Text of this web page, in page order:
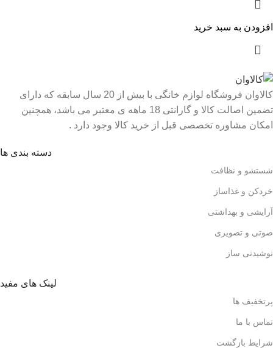
افزودن به سبد خرید
کالاوان فروشگاه لوازم خانگی با بیش از 20 سال سابقه که دارای
تضمین اصالت کالا و گارانتی 18 ماهه ی معتبر می باشد، همچنین
امکان مشاوره تخصصی قبل از خرید کالا وجود دارد .
دسته بندی ها
شستشو و نظافت
خردکن و غذاساز
آرایشی و بهداشتی
صوتی و تصویری
نوشیدنی ساز
لینک های مفید
پرتخفیف ها
تماس با ما
شرایط بازگشت